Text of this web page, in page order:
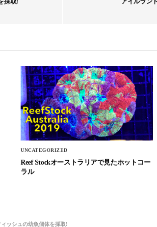
UNCATEGORIZED
Reef Stockオーストラリアで見たホットコー
ラル
ッシュの幼魚個体を採取!